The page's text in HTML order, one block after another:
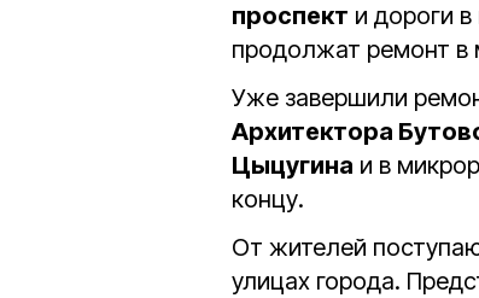
проспект и дороги
продолжат ремонт в
Уже завершили
Архитектора
Цыцугина и в
концу.
От жителей
улицах города.